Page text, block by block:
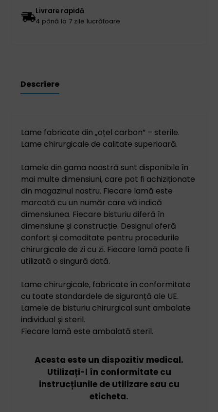
Livrare rapidă
4 până la 7 zile lucrătoare
Descriere
Lame fabricate din „oțel carbon” – sterile.
Lame chirurgicale de calitate superioară.
Lamele din gama noastră sunt disponibile în
mai multe dimensiuni, care pot fi achiziționate
din magazinul nostru. Fiecare lamă este
marcată cu un număr care vă indică
dimensiunea. Fiecare bisturiu diferă în
dimensiune și construcție. Designul oferă
confort și comoditate pentru procedurile
chirurgicale de zi cu zi. Fiecare lamă poate fi
utilizată o singură dată.
Lame chirurgicale, fabricate în conformitate
cu toate standardele de siguranță ale UE.
Lamele de bisturiu chirurgical sunt ambalate
individual și steril.
Fiecare lamă este ambalată steril.
Acesta este un dispozitiv medical.
Utilizați-l în conformitate cu
instrucțiunile de utilizare sau cu
eticheta.